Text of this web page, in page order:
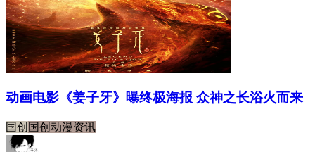
动画电影《姜子牙》曝终极海报 众神之长浴火而来
国创 国创动漫资讯